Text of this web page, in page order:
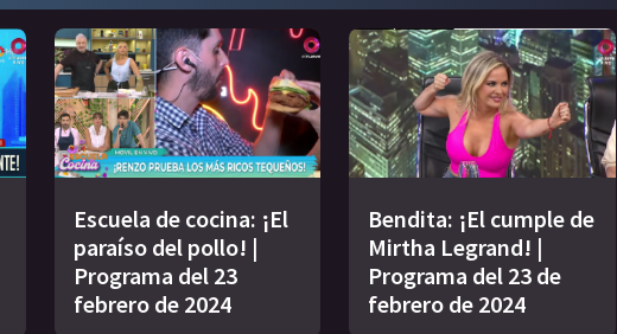
Escuela de cocina: ¡El
paraíso del pollo! |
Programa del 23
febrero de 2024
Bendita: ¡El cumple de
Mirtha Legrand! |
Programa del 23 de
febrero de 2024